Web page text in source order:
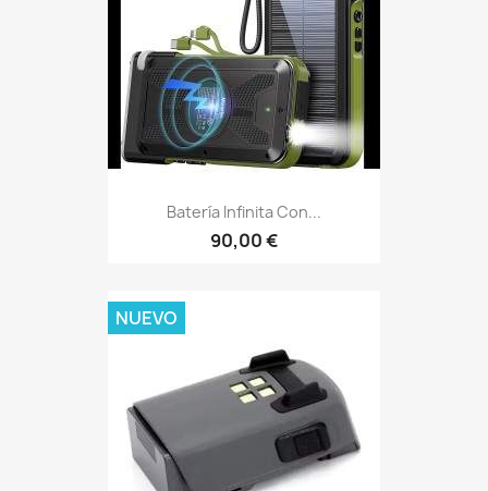
Batería Infinita Con...
90,00 €
NUEVO